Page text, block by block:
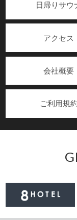
日帰りサウ
アクセス
会社概要
ご利用規約